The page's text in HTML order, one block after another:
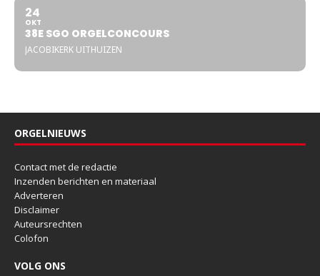
24
OKT
38E SGO ORGELCONCOURS
JACOBIKERK UITHUIZEN
ORGELNIEUWS
Contact met de redactie
Inzenden berichten en materiaal
Adverteren
Disclaimer
Auteursrechten
Colofon
VOLG ONS